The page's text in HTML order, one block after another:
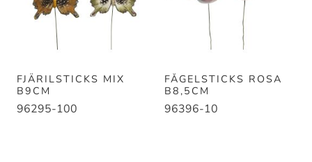
FJÄRILSTICKS MIX
B9CM
96295-100
FÅGELSTICKS ROSA
B8,5CM
96396-10